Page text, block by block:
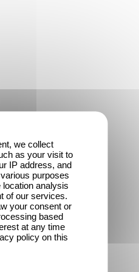
we collect
as your visit to
IP address, and
purposes
analysis
of our services.
your consent or
based
at any time
policy on this